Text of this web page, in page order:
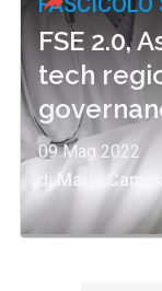
FSE 2.0,
tech
09 Mag 2022
diMaria